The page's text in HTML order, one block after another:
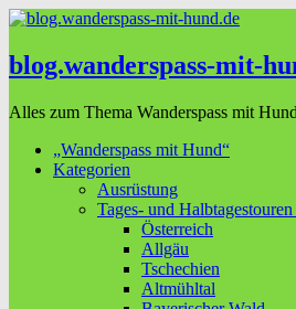
blog.wanderspass-mit-
Alles zum Thema Wanderspass mit Hund
„Wanderspass mit Hund“
Kategorien
Ausrüstung
Tages- und
Österreich
Allgäu
Tschechien
Altmühltal